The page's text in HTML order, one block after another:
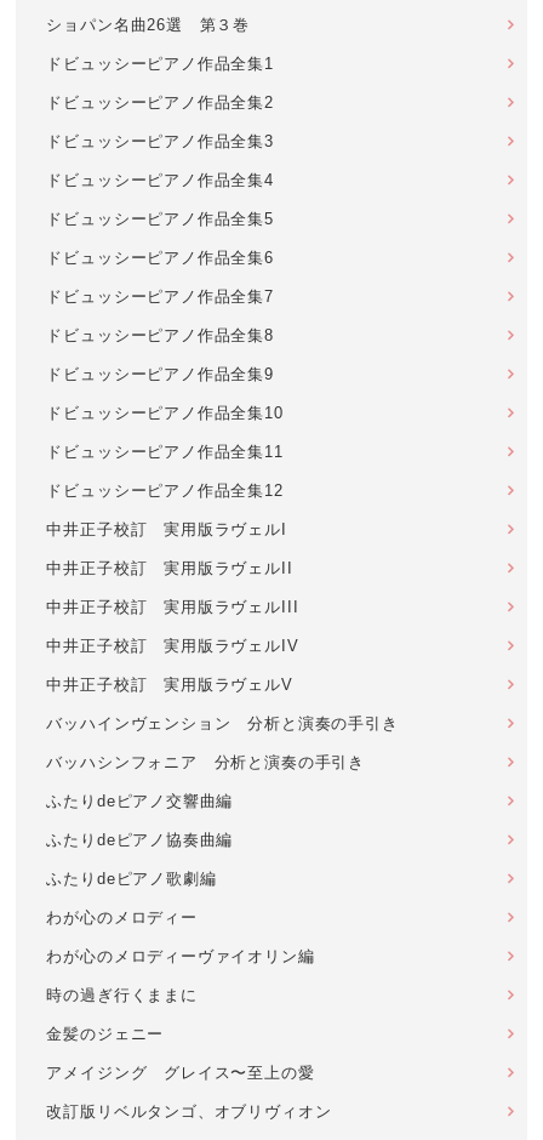
ショパン名曲26選 第３巻
ドビュッシーピアノ作品全集1
ドビュッシーピアノ作品全集2
ドビュッシーピアノ作品全集3
ドビュッシーピアノ作品全集4
ドビュッシーピアノ作品全集5
ドビュッシーピアノ作品全集6
ドビュッシーピアノ作品全集7
ドビュッシーピアノ作品全集8
ドビュッシーピアノ作品全集9
ドビュッシーピアノ作品全集10
ドビュッシーピアノ作品全集11
ドビュッシーピアノ作品全集12
中井正子校訂 実用版ラヴェルI
中井正子校訂 実用版ラヴェルII
中井正子校訂 実用版ラヴェルIII
中井正子校訂 実用版ラヴェルIV
中井正子校訂 実用版ラヴェルV
バッハインヴェンション 分析と演奏の手引き
バッハシンフォニア 分析と演奏の手引き
ふたりdeピアノ交響曲編
ふたりdeピアノ協奏曲編
ふたりdeピアノ歌劇編
わが心のメロディー
わが心のメロディーヴァイオリン編
時の過ぎ行くままに
金髪のジェニー
アメイジング グレイス〜至上の愛
改訂版リベルタンゴ、オブリヴィオン